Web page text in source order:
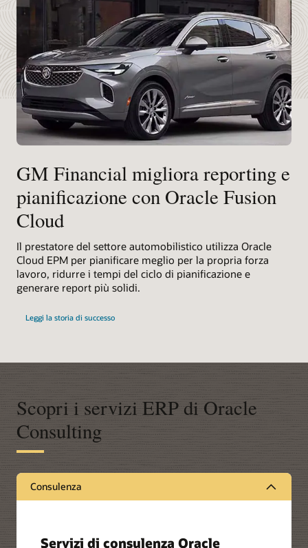
GM Financial migliora reporting e
pianificazione con Oracle Fusion
Cloud
Il prestatore del settore automobilistico utilizza Oracle
Cloud EPM per pianificare meglio per la propria forza
lavoro, ridurre i tempi del ciclo di pianificazione e
generare report più solidi.
Leggi la storia di successo
Scopri i servizi ERP di Oracle
Consulting
Consulenza
Servizi di consulenza Oracle